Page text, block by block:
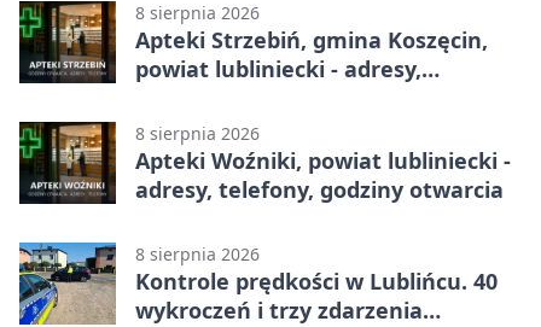
8 sierpnia 2026
Apteki Strzebiń, gmina Koszęcin,
powiat lubliniecki - adresy,
8 sierpnia 2026
Apteki Woźniki, powiat lubliniecki -
adresy, telefony, godziny otwarcia
8 sierpnia 2026
Kontrole prędkości w Lublińcu. 40
wykroczeń i trzy zdarzenia